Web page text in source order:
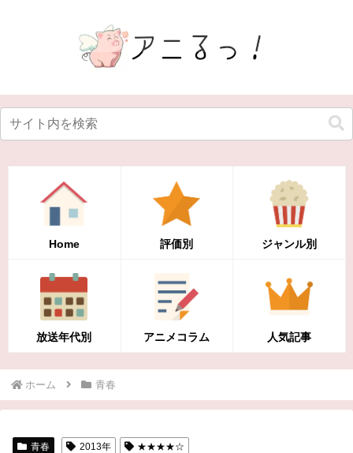
Home 評価別 ジャンル別
放送年代別 アニメコラム 人気記事
ホーム 青春
青春 2013年 ★★★★☆